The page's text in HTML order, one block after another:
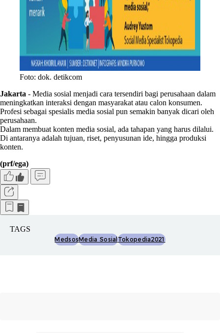
Foto: dok. detikcom
Jakarta - Media sosial menjadi cara tersendiri bagi perusahaan dalam
meningkatkan interaksi dengan masyarakat atau calon konsumen.
Profesi sebagai spesialis media sosial pun semakin banyak dicari oleh
perusahaan.
Dalam membuat konten media sosial, ada tahapan yang harus dilalui.
Di antaranya adalah tujuan, riset, penyusunan ide, hingga produksi
konten.
(prf/ega)
TAGS
MedsosMedia SosialTokopedia2021